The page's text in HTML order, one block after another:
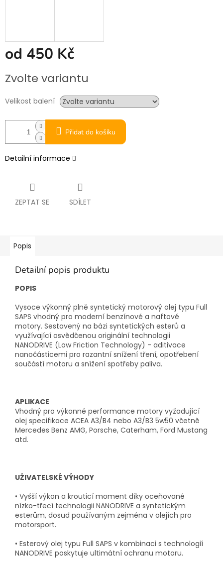
od 450 Kč
cena:
Zvolte variantu
Velikost balení
Přidat do košíku
Detailní informace
ZEPTAT SE SDÍLET
Popis
Detailní popis produktu
POPIS
Vysoce výkonný plně syntetický motorový olej typu Full
SAPS vhodný pro moderní benzínové a naftové
motory. Sestavený na bázi syntetických esterů a
využívající osvědčenou originální technologii
NANODRIVE (Low Friction Technology) - aditivace
nanočásticemi pro razantní snížení tření, opotřebení
součástí motoru a snížení spotřeby paliva.
APLIKACE
Vhodný pro výkonné performance motory vyžadující
olej specifikace ACEA A3/B4 nebo A3/B3 5w50 včetně
Mercedes Benz AMG, Porsche, Caterham, Ford Mustang
atd.
UŽIVATELSKÉ VÝHODY
• Vyšší výkon a krouticí moment díky oceňované
nízko-třecí technologii NANODRIVE a syntetickým
esterům, dosud používaným zejména v olejích pro
motorsport.
• Esterový olej typu Full SAPS v kombinaci s technologií
NANODRIVE poskytuje ultimátní ochranu motoru.